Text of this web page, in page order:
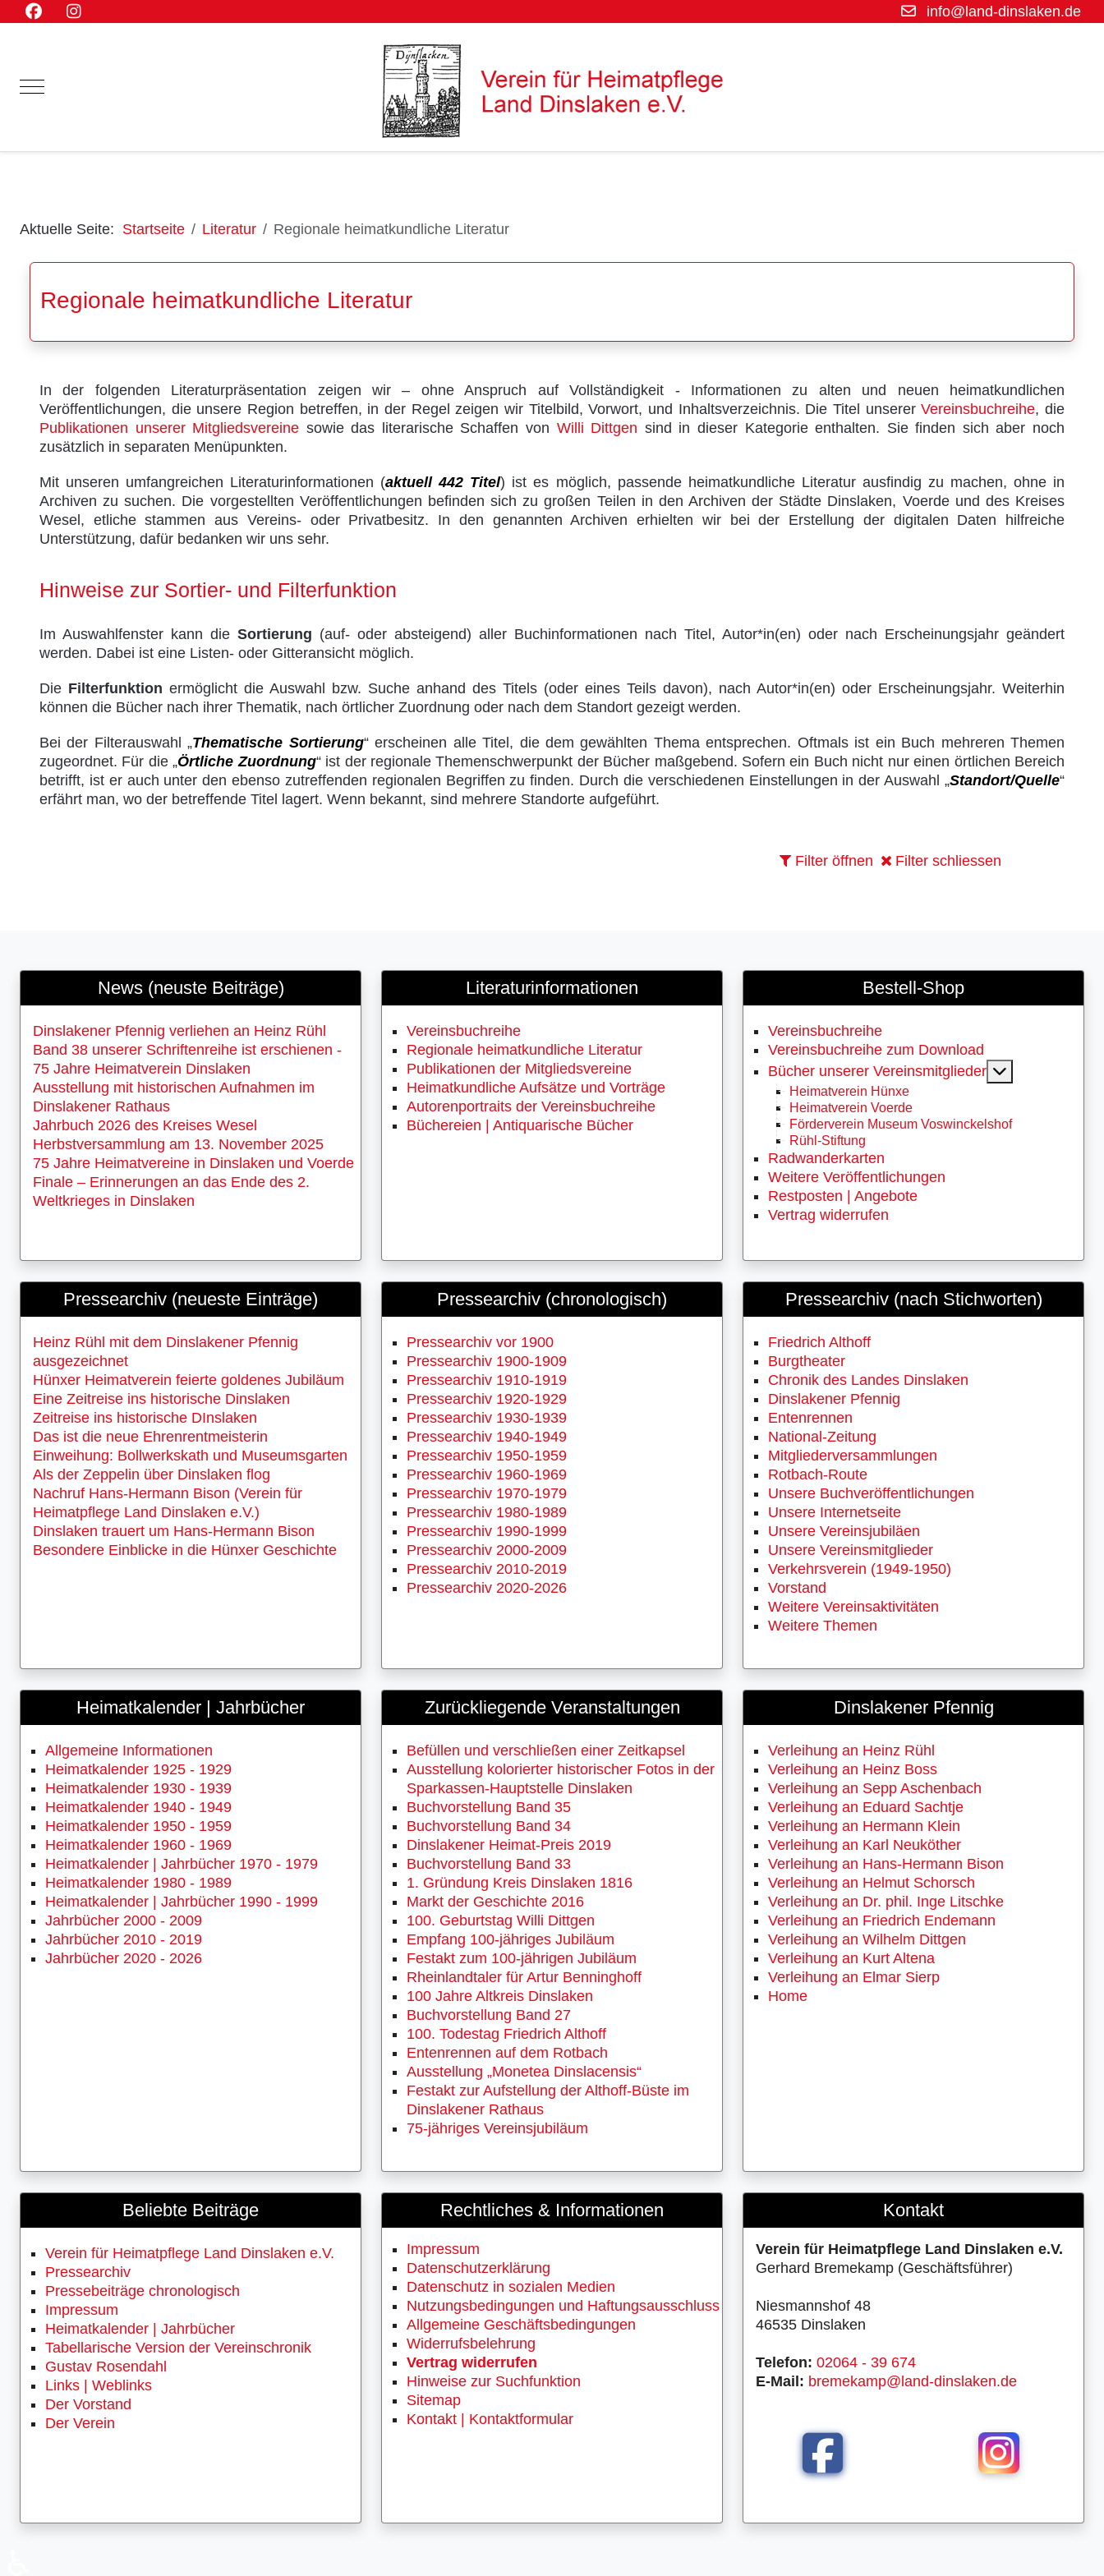
info@land-dinslaken.de
Mobile Menu Toggle
Aktuelle Seite: Startseite Literatur Regionale heimatkundliche Literatur
Regionale heimatkundliche Literatur
In der folgenden Literaturpräsentation zeigen wir – ohne Anspruch auf Vollständigkeit - Informationen zu alten und neuen heimatkundlichen
Veröffentlichungen, die unsere Region betreffen, in der Regel zeigen wir Titelbild, Vorwort, und Inhaltsverzeichnis. Die Titel unsererVereinsbuchreihe, die
Publikationen unserer Mitgliedsvereine sowie das literarische Schaffen von Willi Dittgen sind in dieser Kategorie enthalten. Sie finden sich aber noch
zusätzlich in separaten Menüpunkten.
Mit unseren umfangreichen Literaturinformationen (aktuell 442 Titel) ist es möglich, passende heimatkundliche Literatur ausfindig zu machen, ohne in
Archiven zu suchen. Die vorgestellten Veröffentlichungen befinden sich zu großen Teilen in den Archiven der Städte Dinslaken, Voerde und des Kreises
Wesel, etliche stammen aus Vereins- oder Privatbesitz. In den genannten Archiven erhielten wir bei der Erstellung der digitalen Daten hilfreiche
Unterstützung, dafür bedanken wir uns sehr.
Hinweise zur Sortier- und Filterfunktion
Im Auswahlfenster kann die Sortierung (auf- oder absteigend) aller Buchinformationen nach Titel, Autor*in(en) oder nach Erscheinungsjahr geändert
werden. Dabei ist eine Listen- oder Gitteransicht möglich.
Die Filterfunktion ermöglicht die Auswahl bzw. Suche anhand des Titels (oder eines Teils davon), nach Autor*in(en) oder Erscheinungsjahr. Weiterhin
können die Bücher nach ihrer Thematik, nach örtlicher Zuordnung oder nach dem Standort gezeigt werden.
Bei der Filterauswahl „Thematische Sortierung“ erscheinen alle Titel, die dem gewählten Thema entsprechen. Oftmals ist ein Buch mehreren Themen
zugeordnet. Für die „Örtliche Zuordnung“ ist der regionale Themenschwerpunkt der Bücher maßgebend. Sofern ein Buch nicht nur einen örtlichen Bereich
betrifft, ist er auch unter den ebenso zutreffenden regionalen Begriffen zu finden. Durch die verschiedenen Einstellungen in der Auswahl „Standort/Quelle“
erfährt man, wo der betreffende Titel lagert. Wenn bekannt, sind mehrere Standorte aufgeführt.
Filter öffnen Filter schliessen
News (neuste Beiträge)
Dinslakener Pfennig verliehen an Heinz Rühl
Band 38 unserer Schriftenreihe ist erschienen -
75 Jahre Heimatverein Dinslaken
Ausstellung mit historischen Aufnahmen im
Dinslakener Rathaus
Jahrbuch 2026 des Kreises Wesel
Herbstversammlung am 13. November 2025
75 Jahre Heimatvereine in Dinslaken und Voerde
Finale – Erinnerungen an das Ende des 2.
Weltkrieges in Dinslaken
Literaturinformationen
Vereinsbuchreihe
Regionale heimatkundliche Literatur
Publikationen der Mitgliedsvereine
Heimatkundliche Aufsätze und Vorträge
Autorenportraits der Vereinsbuchreihe
Büchereien | Antiquarische Bücher
Bestell-Shop
Vereinsbuchreihe
Vereinsbuchreihe zum Download
Bücher unserer Vereinsmitglieder
Heimatverein Hünxe
Heimatverein Voerde
Förderverein Museum Voswinckelshof
Rühl-Stiftung
Radwanderkarten
Weitere Veröffentlichungen
Restposten | Angebote
Vertrag widerrufen
Pressearchiv (neueste Einträge)
Heinz Rühl mit dem Dinslakener Pfennig
ausgezeichnet
Hünxer Heimatverein feierte goldenes Jubiläum
Eine Zeitreise ins historische Dinslaken
Zeitreise ins historische DInslaken
Das ist die neue Ehrenrentmeisterin
Einweihung: Bollwerkskath und Museumsgarten
Als der Zeppelin über Dinslaken flog
Nachruf Hans-Hermann Bison (Verein für
Heimatpflege Land Dinslaken e.V.)
Dinslaken trauert um Hans-Hermann Bison
Besondere Einblicke in die Hünxer Geschichte
Pressearchiv (chronologisch)
Pressearchiv vor 1900
Pressearchiv 1900-1909
Pressearchiv 1910-1919
Pressearchiv 1920-1929
Pressearchiv 1930-1939
Pressearchiv 1940-1949
Pressearchiv 1950-1959
Pressearchiv 1960-1969
Pressearchiv 1970-1979
Pressearchiv 1980-1989
Pressearchiv 1990-1999
Pressearchiv 2000-2009
Pressearchiv 2010-2019
Pressearchiv 2020-2026
Pressearchiv (nach Stichworten)
Friedrich Althoff
Burgtheater
Chronik des Landes Dinslaken
Dinslakener Pfennig
Entenrennen
National-Zeitung
Mitgliederversammlungen
Rotbach-Route
Unsere Buchveröffentlichungen
Unsere Internetseite
Unsere Vereinsjubiläen
Unsere Vereinsmitglieder
Verkehrsverein (1949-1950)
Vorstand
Weitere Vereinsaktivitäten
Weitere Themen
Heimatkalender | Jahrbücher
Allgemeine Informationen
Heimatkalender 1925 - 1929
Heimatkalender 1930 - 1939
Heimatkalender 1940 - 1949
Heimatkalender 1950 - 1959
Heimatkalender 1960 - 1969
Heimatkalender | Jahrbücher 1970 - 1979
Heimatkalender 1980 - 1989
Heimatkalender | Jahrbücher 1990 - 1999
Jahrbücher 2000 - 2009
Jahrbücher 2010 - 2019
Jahrbücher 2020 - 2026
Zurückliegende Veranstaltungen
Befüllen und verschließen einer Zeitkapsel
Ausstellung kolorierter historischer Fotos in der
Sparkassen-Hauptstelle Dinslaken
Buchvorstellung Band 35
Buchvorstellung Band 34
Dinslakener Heimat-Preis 2019
Buchvorstellung Band 33
1. Gründung Kreis Dinslaken 1816
Markt der Geschichte 2016
100. Geburtstag Willi Dittgen
Empfang 100-jähriges Jubiläum
Festakt zum 100-jährigen Jubiläum
Rheinlandtaler für Artur Benninghoff
100 Jahre Altkreis Dinslaken
Buchvorstellung Band 27
100. Todestag Friedrich Althoff
Entenrennen auf dem Rotbach
Ausstellung „Monetea Dinslacensis“
Festakt zur Aufstellung der Althoff-Büste im
Dinslakener Rathaus
75-jähriges Vereinsjubiläum
Dinslakener Pfennig
Verleihung an Heinz Rühl
Verleihung an Heinz Boss
Verleihung an Sepp Aschenbach
Verleihung an Eduard Sachtje
Verleihung an Hermann Klein
Verleihung an Karl Neuköther
Verleihung an Hans-Hermann Bison
Verleihung an Helmut Schorsch
Verleihung an Dr. phil. Inge Litschke
Verleihung an Friedrich Endemann
Verleihung an Wilhelm Dittgen
Verleihung an Kurt Altena
Verleihung an Elmar Sierp
Home
Beliebte Beiträge
Verein für Heimatpflege Land Dinslaken e.V.
Pressearchiv
Pressebeiträge chronologisch
Impressum
Heimatkalender | Jahrbücher
Tabellarische Version der Vereinschronik
Gustav Rosendahl
Links | Weblinks
Der Vorstand
Der Verein
Rechtliches & Informationen
Impressum
Datenschutzerklärung
Datenschutz in sozialen Medien
Nutzungsbedingungen und Haftungsausschluss
Allgemeine Geschäftsbedingungen
Widerrufsbelehrung
Vertrag widerrufen
Hinweise zur Suchfunktion
Sitemap
Kontakt | Kontaktformular
Kontakt
Verein für Heimatpflege Land Dinslaken e.V.
Gerhard Bremekamp (Geschäftsführer)
Niesmannshof 48
46535 Dinslaken
Telefon: 02064 - 39 674
E-Mail: bremekamp@land-dinslaken.de